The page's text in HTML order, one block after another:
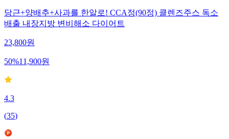
당근+양배추+사과를 한알로! CCA정(90정) 클렌즈주스 독소
배출 내장지방 변비해소 다이어트
23,800원
50%11,900원
4.3
(35)